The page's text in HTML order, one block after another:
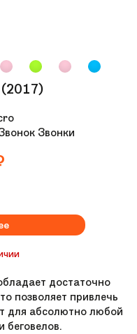
(2017)
Звонки
достаточно
позволяет привлечь
для абсолютно любой
беговелов.